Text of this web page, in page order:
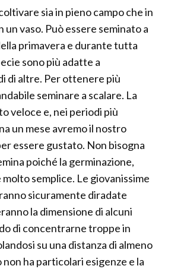
sia in pieno campo che in
vaso. Può essere seminato a
primavera e durante tutta
sono più adatte a
di altre. Per ottenere più
seminare a scalare. La
veloce e, nei periodi più
un mese avremo il nostro
essere gustato. Non bisogna
poiché la germinazione,
semplice. Le giovanissime
sicuramente diradate
la dimensione di alcuni
di concentrarne troppe in
su una distanza di almeno
non ha particolari esigenze e la